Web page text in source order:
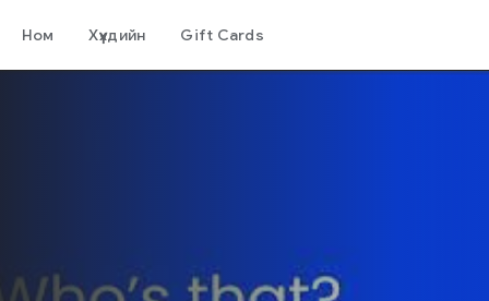
Ном Хүүхдийн Gift Cards